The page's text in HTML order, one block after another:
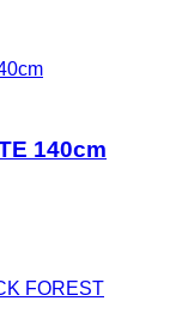
140cm